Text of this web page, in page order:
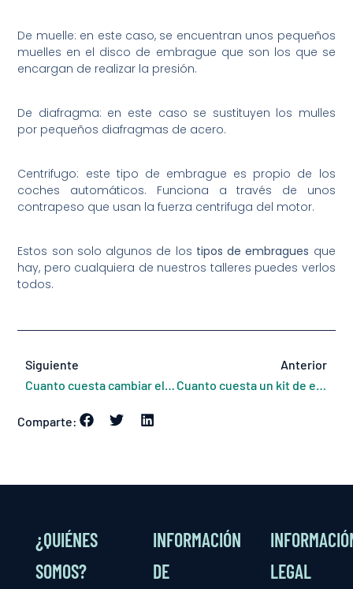
De muelle: en este caso, se encuentran unos pequeños
muelles en el disco de embrague que son los que se
encargan de realizar la presión.
De diafragma: en este caso se sustituyen los mulles
por pequeños diafragmas de acero.
Centrifugo: este tipo de embrague es propio de los
coches automáticos. Funciona a través de unos
contrapeso que usan la fuerza centrifuga del motor.
Estos son solo algunos de los tipos de embragues que
hay, pero cualquiera de nuestros talleres puedes verlos
todos.
Siguiente
Cuanto cuesta cambiar el cable de embrague
Anterior
Cuanto cuesta un kit de embrague
Comparte:
¿QUIÉNES
SOMOS?
INFORMACIÓN
DE
LEGAL